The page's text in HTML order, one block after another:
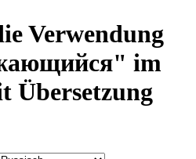
Verwendung
im
Übersetzung